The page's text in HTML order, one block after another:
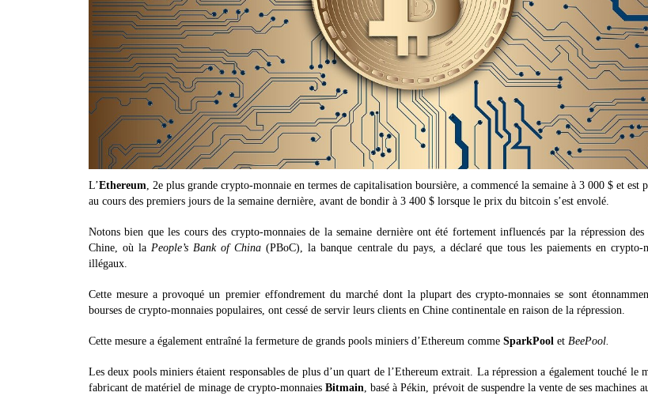
L’Ethereum , 2e plus grande crypto-monnaie en termes de capitalisation boursière, a commencé la semaine à 3 000 $ et est
au cours des premiers jours de la semaine dernière, avant de bondir à 3 400 $ lorsque le prix du bitcoin s’est envolé.
Notons bien que les cours des crypto-monnaies de la semaine dernière ont été fortement influencés par la répression des
Chine, où la People’s Bank of China (PBoC), la banque centrale du pays, a déclaré que tous les paiements en crypto-
illégaux.
Cette mesure a provoqué un premier effondrement du marché dont la plupart des crypto-monnaies se sont
bourses de crypto-monnaies populaires, ont cessé de servir leurs clients en Chine continentale en raison de la répression.
Cette mesure a également entraîné la fermeture de grands pools miniers d’Ethereum comme SparkPool et BeePool.
Les deux pools miniers étaient responsables de plus d’un quart de l’Ethereum extrait. La répression a également touché le
fabricant de matériel de minage de crypto-monnaies Bitmain , basé à Pékin, prévoit de suspendre la vente de ses machines